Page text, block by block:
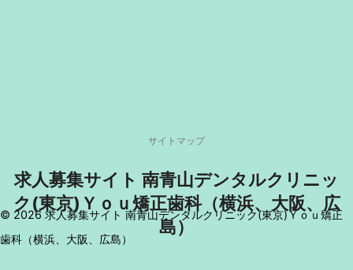
サイトマップ
求人募集サイト 南青山デンタルクリニッ
ク(東京)Ｙｏｕ矯正歯科（横浜、大阪、広
島）
© 2026 求人募集サイト 南青山デンタルクリニック(東京)Ｙｏｕ矯正
歯科（横浜、大阪、広島）